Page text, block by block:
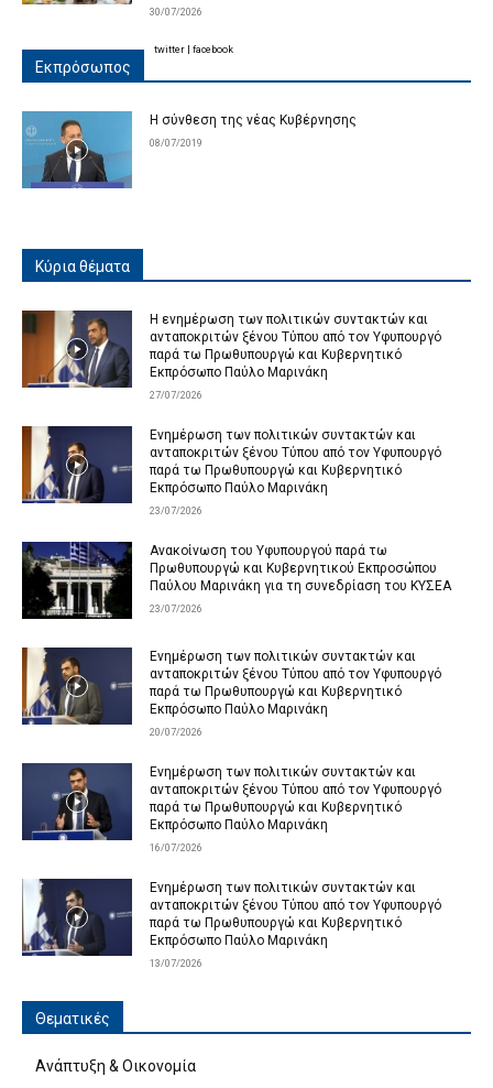
30/07/2026
Εκπρόσωπος
Η σύνθεση της νέας Κυβέρνησης
08/07/2019
twitter facebook
Κύρια θέματα
Η ενημέρωση των πολιτικών συντακτών και
ανταποκριτών ξένου Τύπου από τον Υφυπουργό
παρά τω Πρωθυπουργώ και Κυβερνητικό
Εκπρόσωπο Παύλο Μαρινάκη
27/07/2026
Ενημέρωση των πολιτικών συντακτών και
ανταποκριτών ξένου Τύπου από τον Υφυπουργό
παρά τω Πρωθυπουργώ και Κυβερνητικό
Εκπρόσωπο Παύλο Μαρινάκη
23/07/2026
Ανακοίνωση του Υφυπουργού παρά τω
Πρωθυπουργώ και Κυβερνητικού Εκπροσώπου
Παύλου Μαρινάκη για τη συνεδρίαση του ΚΥΣΕΑ
23/07/2026
Ενημέρωση των πολιτικών συντακτών και
ανταποκριτών ξένου Τύπου από τον Υφυπουργό
παρά τω Πρωθυπουργώ και Κυβερνητικό
Εκπρόσωπο Παύλο Μαρινάκη
20/07/2026
Ενημέρωση των πολιτικών συντακτών και
ανταποκριτών ξένου Τύπου από τον Υφυπουργό
παρά τω Πρωθυπουργώ και Κυβερνητικό
Εκπρόσωπο Παύλο Μαρινάκη
16/07/2026
Ενημέρωση των πολιτικών συντακτών και
ανταποκριτών ξένου Τύπου από τον Υφυπουργό
παρά τω Πρωθυπουργώ και Κυβερνητικό
Εκπρόσωπο Παύλο Μαρινάκη
13/07/2026
Θεματικές
Ανάπτυξη & Οικονομία